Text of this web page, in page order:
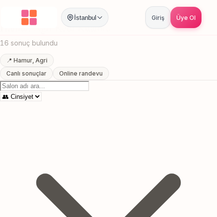
İstanbul Giriş Üye Ol
Anasayfa / Agri Hamur Kedi Kuaforu
Hamur, Agri Kedi Kuaforu
16 sonuç bulundu
📍 Hamur, Agri
Canlı sonuçlar
Online randevu